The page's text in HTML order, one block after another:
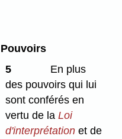
Pouvoirs
5
En plus
des pouvoirs qui lui
sont conférés en
vertu de laLoi
d'interprétation et de